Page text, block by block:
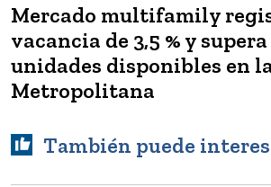
Mercado multifamily
vacancia de 3,5 % y
unidades disponibles en
Metropolitana
También puede